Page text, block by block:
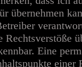
übernehmen
Eine